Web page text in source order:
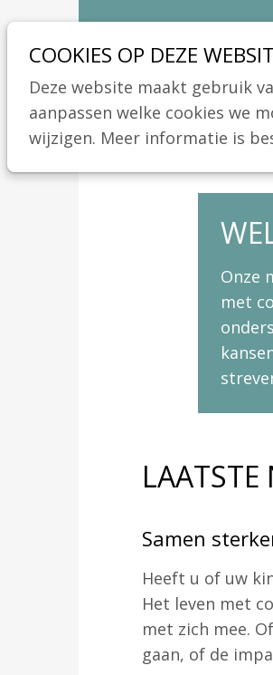
COOKIES OP DEZE
Deze website maakt gebruik
aanpassen welke cookies we
wijzigen. Meer informatie is
over
Spring
naar
navigatie
Onze
met
LAATSTE
Samen
Heeft u of uw
Het leven met
met zich mee.
gaan, of de